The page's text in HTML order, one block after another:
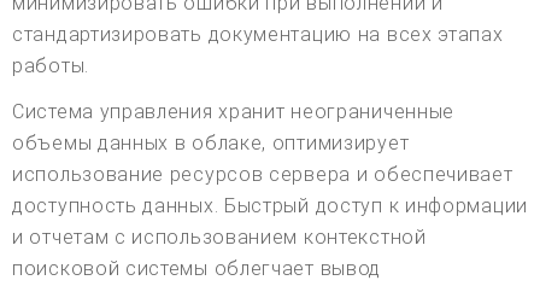
стандартизировать документацию на всех этапах
работы.
Система управления хранит неограниченные
объемы данных в облаке, оптимизирует
использование ресурсов сервера и обеспечивает
доступность данных. Быстрый доступ к информации
и отчетам с использованием контекстной
поисковой системы облегчает вывод